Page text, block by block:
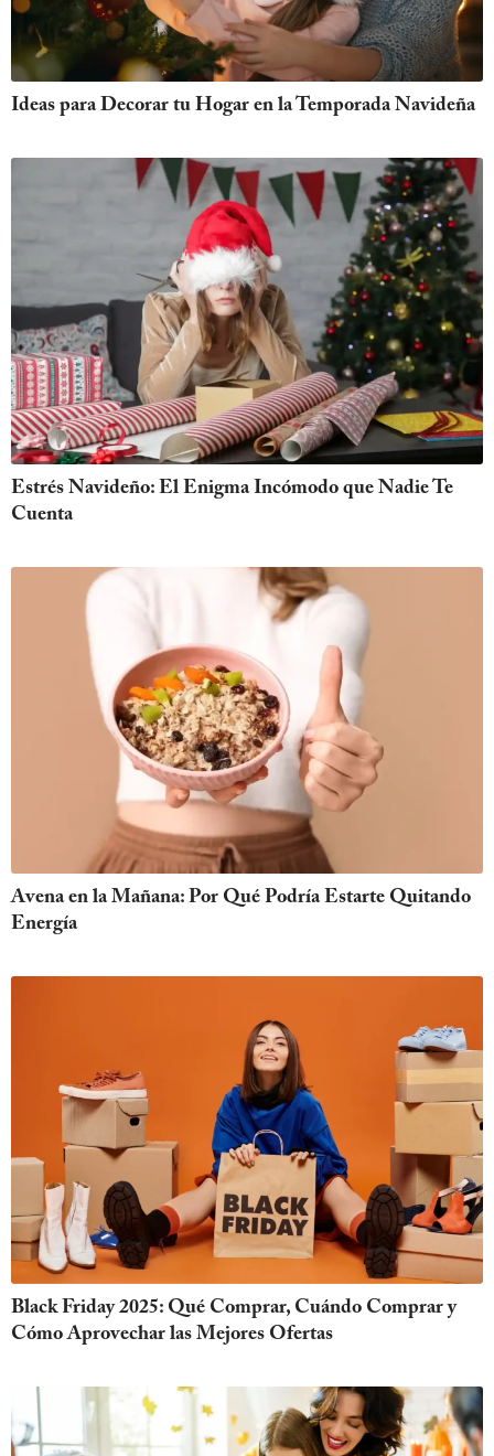
Ideas para Decorar tu Hogar en la Temporada Navideña
Estrés Navideño: El Enigma Incómodo que Nadie Te
Cuenta
Avena en la Mañana: Por Qué Podría Estarte Quitando
Energía
Black Friday 2025: Qué Comprar, Cuándo Comprar y
Cómo Aprovechar las Mejores Ofertas